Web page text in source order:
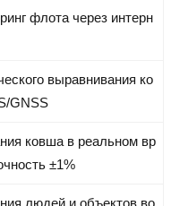
флота через интерн
выравнивания ко
GNSS
ковша в реальном вр
±1%
людей и объектов во